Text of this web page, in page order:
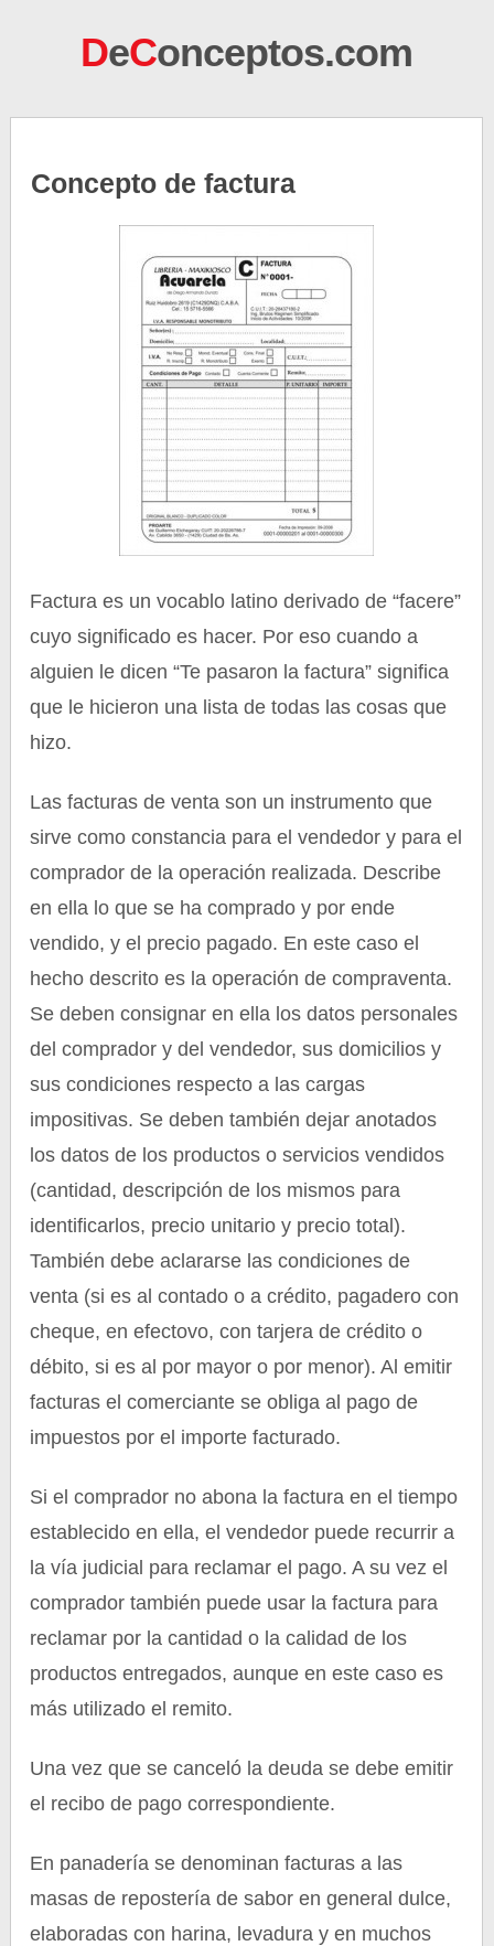
DeConceptos.com
Concepto de factura
Factura es un vocablo latino derivado de “facere”
cuyo significado es hacer. Por eso cuando a
alguien le dicen “Te pasaron la factura” significa
que le hicieron una lista de todas las cosas que
hizo.
Las facturas de venta son un instrumento que
sirve como constancia para el vendedor y para el
comprador de la operación realizada. Describe
en ella lo que se ha comprado y por ende
vendido, y el precio pagado. En este caso el
hecho descrito es la operación de compraventa.
Se deben consignar en ella los datos personales
del comprador y del vendedor, sus domicilios y
sus condiciones respecto a las cargas
impositivas. Se deben también dejar anotados
los datos de los productos o servicios vendidos
(cantidad, descripción de los mismos para
identificarlos, precio unitario y precio total).
También debe aclararse las condiciones de
venta (si es al contado o a crédito, pagadero con
cheque, en efectovo, con tarjera de crédito o
débito, si es al por mayor o por menor). Al emitir
facturas el comerciante se obliga al pago de
impuestos por el importe facturado.
Si el comprador no abona la factura en el tiempo
establecido en ella, el vendedor puede recurrir a
la vía judicial para reclamar el pago. A su vez el
comprador también puede usar la factura para
reclamar por la cantidad o la calidad de los
productos entregados, aunque en este caso es
más utilizado el remito.
Una vez que se canceló la deuda se debe emitir
el recibo de pago correspondiente.
En panadería se denominan facturas a las
masas de repostería de sabor en general dulce,
elaboradas con harina, levadura y en muchos